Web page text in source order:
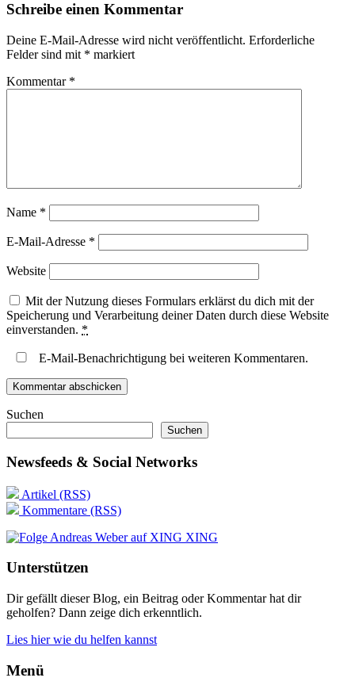
Schreibe einen Kommentar
Deine E-Mail-Adresse wird nicht veröffentlicht. Erforderliche
Felder sind mit * markiert
Kommentar *
Name *
E-Mail-Adresse *
Website
Mit der Nutzung dieses Formulars erklärst du dich mit der
Speicherung und Verarbeitung deiner Daten durch diese Website
einverstanden. *
E-Mail-Benachrichtigung bei weiteren Kommentaren.
Suchen
Suchen
Newsfeeds & Social Networks
Artikel (RSS)
Kommentare (RSS)
XING
Unterstützen
Dir gefällt dieser Blog, ein Beitrag oder Kommentar hat dir
geholfen? Dann zeige dich erkenntlich.
Lies hier wie du helfen kannst
Menü